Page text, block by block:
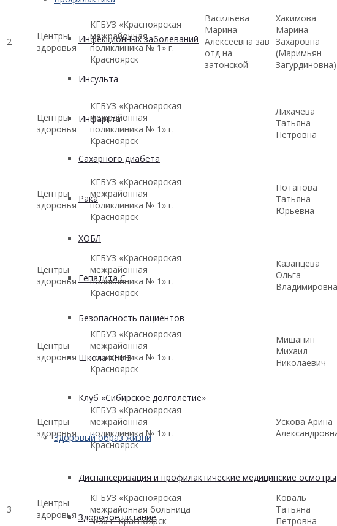
Инфекционных заболеваний
Инсульта
Инфаркта
Сахарного диабета
Рака
ХОБЛ
Гепатита С
Безопасность пациентов
Школа ХНИЗ
Клуб «Сибирское долголетие»
Здоровый образ жизни
Диспансеризация и профилактические медицинские осмотры
Здоровое питание
2
Центры
здоровья
КГБУЗ «Красноярская
межрайонная
поликлиника № 1» г.
Красноярск
Васильева
Марина
Алексеевна зав
отд на
затонской
Хакимова
Марина
Захаровна
(Маримьян
Загурдиновна)
Центры
здоровья
КГБУЗ «Красноярская
межрайонная
поликлиника № 1» г.
Красноярск
Лихачева
Татьяна
Петровна
Центры
здоровья
КГБУЗ «Красноярская
межрайонная
поликлиника № 1» г.
Красноярск
Потапова
Татьяна
Юрьевна
Центры
здоровья
КГБУЗ «Красноярская
межрайонная
поликлиника № 1» г.
Красноярск
Казанцева
Ольга
Владимировна
Центры
здоровья
КГБУЗ «Красноярская
межрайонная
поликлиника № 1» г.
Красноярск
Мишанин
Михаил
Николаевич
Центры
здоровья
КГБУЗ «Красноярская
межрайонная
поликлиника № 1» г.
Красноярск
Ускова Арина
3
Центры
здоровья
КГБУЗ «Красноярская
межрайонная больница
№3» г. Красноярск
Коваль
Татьяна
Петровна